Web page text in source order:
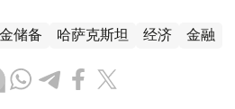
储备 哈萨克斯坦 经济 金融